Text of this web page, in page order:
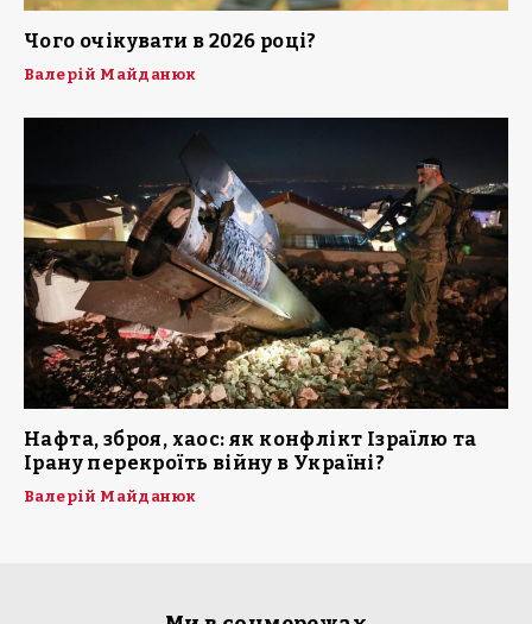
Чого очікувати в 2026 році?
Валерій Майданюк
Нафта, зброя, хаос: як конфлікт Ізраїлю та
Ірану перекроїть війну в Україні?
Валерій Майданюк